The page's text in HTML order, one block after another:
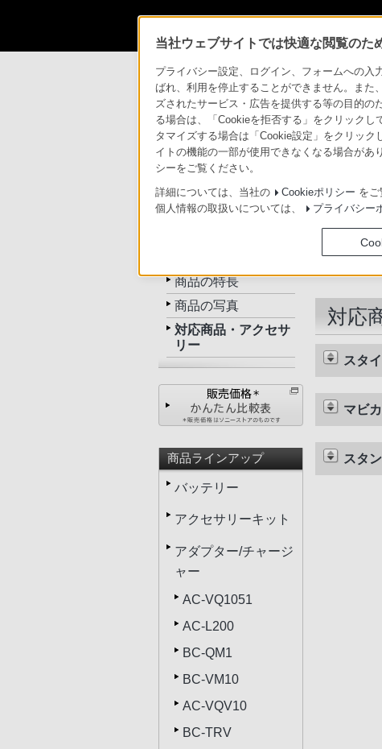
商品情報・ストア デジタルビデオカメラ ハン
デジ
トップ 商品一覧
商品の特長
商品の写真
対応商品・アクセサ
リー
商品ラインアップ
バッテリー
アクセサリーキット
アダプター/チャージ
ャー
AC-VQ1051
AC-L200
BC-QM1
BC-VM10
AC-VQV10
BC-TRV
対応
スタ
マビ
スタ
当社ウェブサイトでは快適な閲覧のた
プライバシー設定、ログイン、フォームへの
ばれ、利用を停止することができません。また
ズされたサービス・広告を提供する等の目的の
る場合は、「Cookieを拒否する」をクリック
タマイズする場合は「Cookie設定」をクリッ
イトの機能の一部が使用できなくなる場合があ
シーをご覧ください。
詳細については、当社の Cookieポリシー をご
個人情報の取扱いについては、
プライバシー